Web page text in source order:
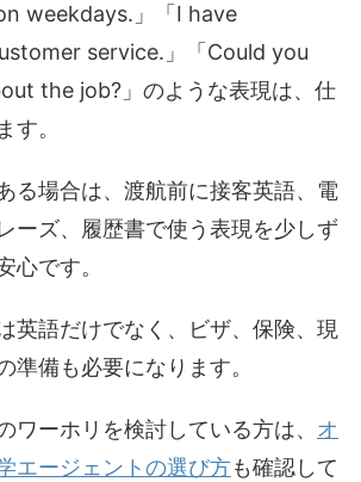
on weekdays.」「I have
service.」「Could you
the job?」のような表現は、仕
す。
る場合は、渡航前に接客英語、電
ーズ、履歴書で使う表現を少しず
心です。
英語だけでなく、ビザ、保険、現
準備も必要になります。
ワーホリを検討している方は、 オ
エージェントの選び方も確認して